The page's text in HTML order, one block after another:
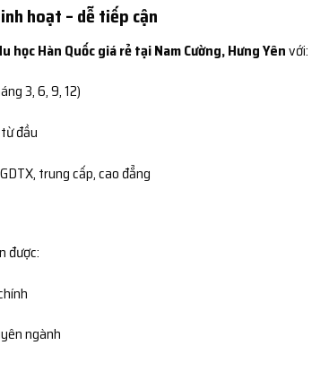
hoạt – dễ tiếp cận
học Hàn Quốc giá rẻ tại Nam Cường, Hưng Yênvới:
3, 6, 9, 12)
đầu
trung cấp, cao đẳng
được:
ngành